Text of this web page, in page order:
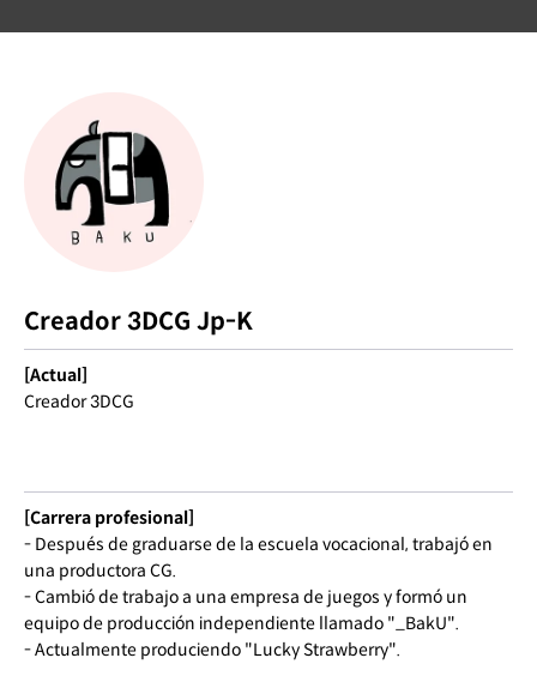
Creador 3DCG Jp-K
[Actual]
Creador 3DCG
[Carrera profesional]
- Después de graduarse de la escuela vocacional, trabajó en
una productora CG.
- Cambió de trabajo a una empresa de juegos y formó un
equipo de producción independiente llamado "_BakU".
- Actualmente produciendo "Lucky Strawberry".